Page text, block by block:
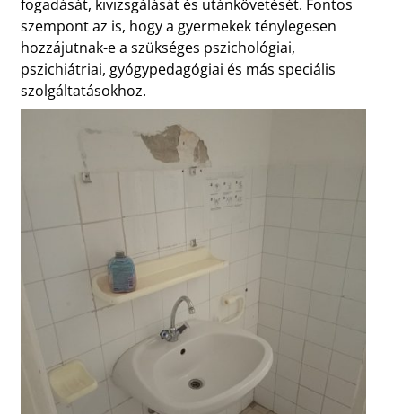
fogadását, kivizsgálását és utánkövetését. Fontos
szempont az is, hogy a gyermekek ténylegesen
hozzájutnak-e a szükséges pszichológiai,
pszichiátriai, gyógypedagógiai és más speciális
szolgáltatásokhoz.